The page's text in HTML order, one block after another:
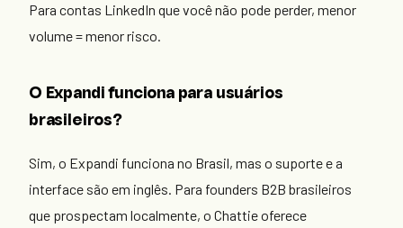
Para contas LinkedIn que você não pode perder, menor
volume = menor risco.
O Expandi funciona para usuários
brasileiros?
Sim, o Expandi funciona no Brasil, mas o suporte e a
interface são em inglês. Para founders B2B brasileiros
que prospectam localmente, o Chattie oferece